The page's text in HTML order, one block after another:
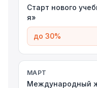
Старт нового
я»
до 30%
МАРТ
Международный